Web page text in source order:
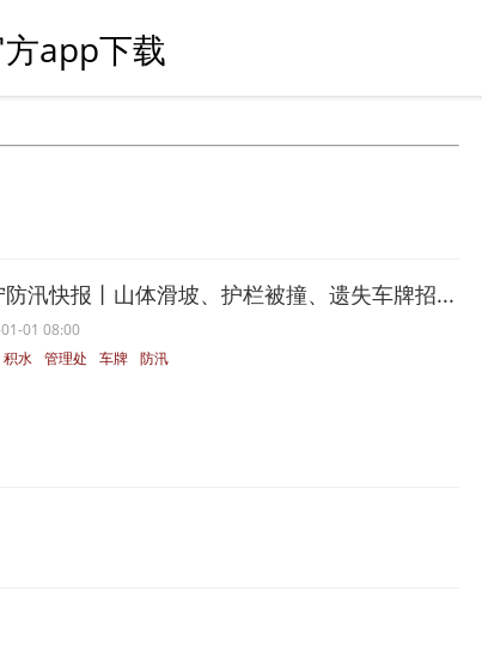
app下载
防汛快报丨山体滑坡、护栏被撞、遗失车牌招...
01 08:00
积水 管理处 车牌 防汛